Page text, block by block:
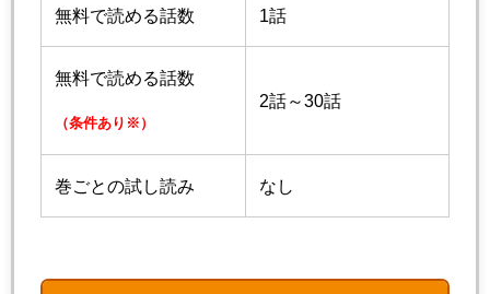
無料で読める話数 1話
無料で読める話数
（条件あり※）
2話～30話
巻ごとの試し読み なし